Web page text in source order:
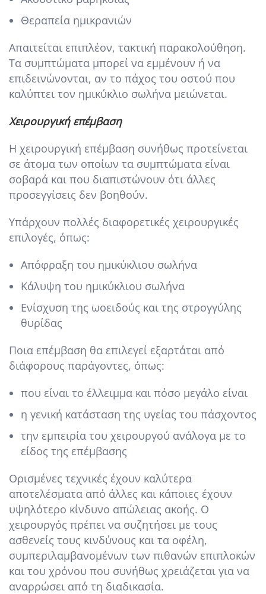
Θεραπεία ημικρανιών
Απαιτείται επιπλέον, τακτική παρακολούθηση.
Τα συμπτώματα μπορεί να εμμένουν ή να
επιδεινώνονται, αν το πάχος του οστού που
καλύπτει τον ημικύκλιο σωλήνα μειώνεται.
Χειρουργική επέμβαση
Η χειρουργική επέμβαση συνήθως προτείνεται
σε άτομα των οποίων τα συμπτώματα είναι
σοβαρά και που διαπιστώνουν ότι άλλες
προσεγγίσεις δεν βοηθούν.
Υπάρχουν πολλές διαφορετικές χειρουργικές
επιλογές, όπως:
Απόφραξη του ημικύκλιου σωλήνα
Κάλυψη του ημικύκλιου σωλήνα
Ενίσχυση της ωοειδούς και της στρογγύλης
θυρίδας
Ποια επέμβαση θα επιλεγεί εξαρτάται από
διάφορους παράγοντες, όπως:
που είναι το έλλειμμα και πόσο μεγάλο είναι
η γενική κατάσταση της υγείας του πάσχοντος
την εμπειρία του χειρουργού ανάλογα με το
είδος της επέμβασης
Ορισμένες τεχνικές έχουν καλύτερα
αποτελέσματα από άλλες και κάποιες έχουν
υψηλότερο κίνδυνο απώλειας ακοής. Ο
χειρουργός πρέπει να συζητήσει με τους
ασθενείς τους κινδύνους και τα οφέλη,
συμπεριλαμβανομένων των πιθανών επιπλοκών
και του χρόνου που συνήθως χρειάζεται για να
αναρρώσει από τη διαδικασία.